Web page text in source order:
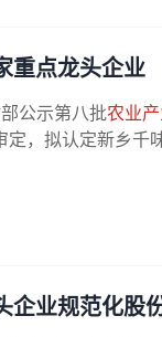
重点龙头企业
公示第八批农业
定，拟认定新乡千
企业规范化股